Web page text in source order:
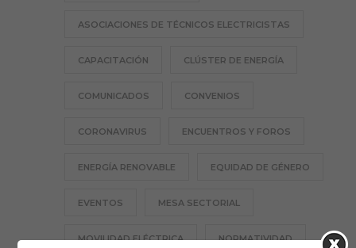
ASOCIACIONES DE TÉCNICOS ELECTRICISTAS
CAPACITACIÓN CLÚSTER DE ENERGÍA
COMUNICADOS CONVENIOS
CORONAVIRUS ENCUENTROS Y FOROS
ENERGÍA RENOVABLE EQUIDAD DE GÉNERO
EVENTOS MESA SECTORIAL
MOVILIDAD ELÉCTRICA NORMATIVIDAD